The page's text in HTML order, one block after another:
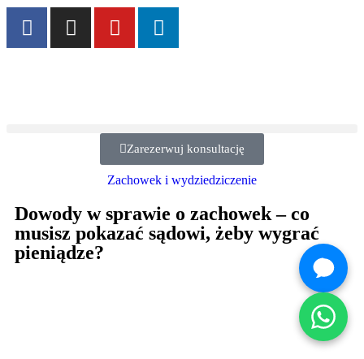
Zarezerwuj konsultację
Zachowek i wydziedziczenie
Dowody w sprawie o zachowek – co
musisz pokazać sądowi, żeby wygrać
pieniądze?